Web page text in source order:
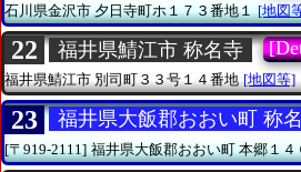
石川県金沢市夕日寺町ホ１７３番地１ [地図
22 福井県鯖江市 称名寺
福井県鯖江市別司町３３号１４番地 [地図等]
23 福井県大飯郡おおい町 称
[〒919-2111] 福井県大飯郡おおい町本郷１４